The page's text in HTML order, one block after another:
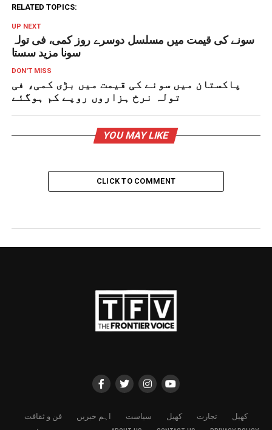
RELATED TOPICS:
UP NEXT
سونے کی قیمت میں مسلسل دوسرے روز کمی، فی تولہ
سونا مزید سستا
DON'T MISS
پاکستان میں سونے کی قیمت میں بڑی کمی، فی
تولہ نرخ ہزاروں روپے کم ہوگئے
YOU MAY LIKE
CLICK TO COMMENT
فن و ثقافت اہم خبریں سیاست کھیل تجارت
کھیل